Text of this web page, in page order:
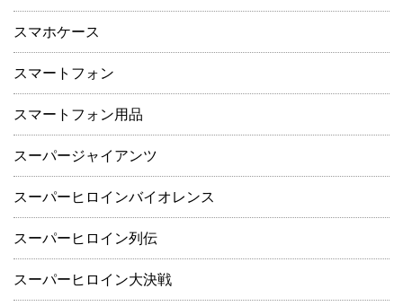
スマホケース
スマートフォン
スマートフォン用品
スーパージャイアンツ
スーパーヒロインバイオレンス
スーパーヒロイン列伝
スーパーヒロイン大決戦